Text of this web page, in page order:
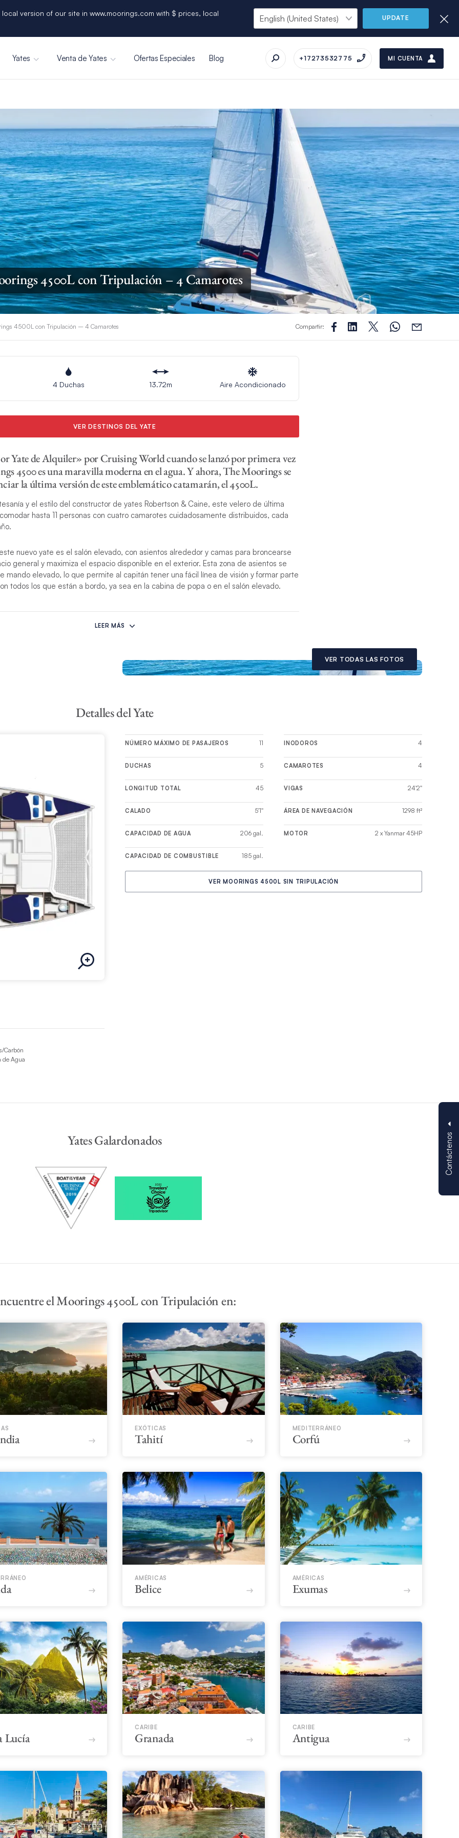
version of our site in www.moorings.com with $ prices, local
UPDATE
Yates Venta de Yates Ofertas Especiales Blog +17273532775 MI CUENTA
Contáctenos
4500L con Tripulación – 4 Camarotes
4500L con Tripulación – 4 Camarotes Compartir:
4 Duchas 13.72m Aire Acondicionado
VER DESTINOS DEL YATE
Yate de Alquiler» por Cruising World cuando se lanzó por primera vez
4500 es una maravilla moderna en el agua. Y ahora, The Moorings se
la última versión de este emblemático catamarán, el 4500L.
y el estilo del constructor de yates Robertson & Caine, este velero de última
hasta 11 personas con cuatro camarotes cuidadosamente distribuidos, cada
nuevo yate es el salón elevado, con asientos alrededor y camas para broncearse
general y maximiza el espacio disponible en el exterior. Esta zona de asientos se
mando elevado, lo que permite al capitán tener una fácil línea de visión y formar parte
todos los que están a bordo, ya sea en la cabina de popa o en el salón elevado.
cantidad de luz natural que entra al yate, el Moorings 4500L cuenta con amplias
superior. El salón fluye fácilmente a los espacios exteriores con una puerta
de las vistas panorámicas de 360 grados.
LEER MÁS
VER TODAS LAS FOTOS
Detalles del Yate
Carbón
de Agua
NÚMERO MÁXIMO DE PASAJEROS 11 INODOROS 4
DUCHAS 5 CAMAROTES 4
LONGITUD TOTAL 45 VIGAS 24'2''
CALADO 5'1'' ÁREA DE NAVEGACIÓN 1298 ft²
CAPACIDAD DE AGUA 206 gal. MOTOR 2 x Yanmar 45HP
CAPACIDAD DE COMBUSTIBLE 185 gal.
VER MOORINGS 4500L SIN TRIPULACIÓN
Yates Galardonados
el Moorings 4500L con Tripulación en:
EXÓTICAS
Tahití​
MEDITERRÁNEO
Corfú
AMÉRICAS
Belice
AMÉRICAS
Exumas
Lucía
CARIBE
Granada
CARIBE
Antigua